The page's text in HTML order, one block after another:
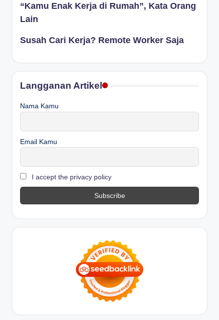
“Kamu Enak Kerja di Rumah”, Kata Orang
Lain
Susah Cari Kerja? Remote Worker Saja
Langganan Artikel
Nama Kamu
Email Kamu
I accept the privacy policy